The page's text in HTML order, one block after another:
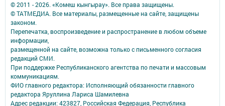
© 2011 - 2026. «Комеш кынгырау». Все права защищены.
© ТАТМЕДИА. Все материалы, размещенные на сайте, защищены
законом.
Перепечатка, воспроизведение и распространение в любом объеме
информации,
размещенной на сайте, возможна только с письменного согласия
редакций СМИ.
При поддержке Республиканского агентства по печати и массовым
коммуникациям.
ФИО главного редактора: Исполняющий обязанности главного
редактора Яруллина Лариса Шамилевна
Адрес редакции: 423827, Российская Федерация, Республика